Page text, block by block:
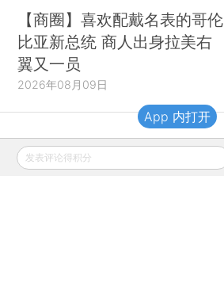
【商圈】喜欢配戴名表的哥伦
比亚新总统 商人出身拉美右
翼又一员
2026年08月09日
财新移动
发表评论得积分
App 内打开